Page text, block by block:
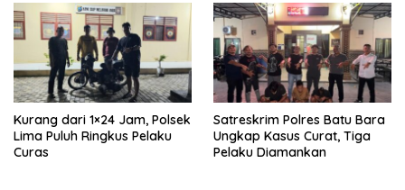
Mushollah Al Maghribi
Kurang dari 1×24 Jam, Polsek
Lima Puluh Ringkus Pelaku
Curas
Satreskrim Polres Batu Bara
Ungkap Kasus Curat, Tiga
Pelaku Diamankan